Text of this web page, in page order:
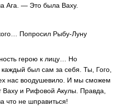
Ага. — Это была Ваху.
Попросил Рыбу-Луну
герою к лицу… Но
был сам за себя. Ты, Гого,
нас воодушевило. И мы сможем
Ваху и Рифовой Акулы. Правда,
что не шправиться!